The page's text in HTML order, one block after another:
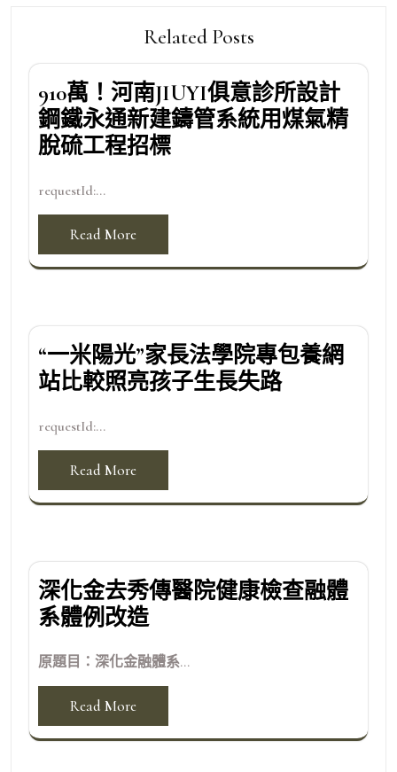
Related Posts
910萬！河南JIUYI俱意診所設計
鋼鐵永通新建鑄管系統用煤氣精
脫硫工程招標
requestId:...
Read More
“一米陽光”家長法學院專包養網
站比較照亮孩子生長失路
requestId:...
Read More
深化金去秀傳醫院健康檢查融體
系體例改造
原題目：深化金融體系...
Read More